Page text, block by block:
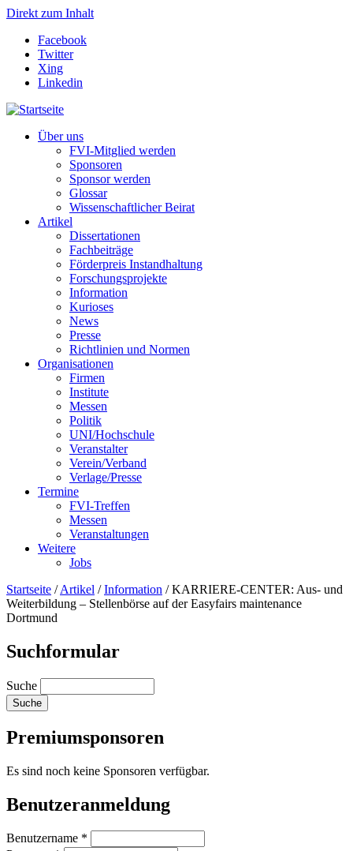
Direkt zum Inhalt
Facebook
Twitter
Xing
Linkedin
Über uns
FVI-Mitglied werden
Sponsoren
Sponsor werden
Glossar
Wissenschaftlicher Beirat
Artikel
Dissertationen
Fachbeiträge
Förderpreis Instandhaltung
Forschungsprojekte
Information
Kurioses
News
Presse
Richtlinien und Normen
Organisationen
Firmen
Institute
Messen
Politik
UNI/Hochschule
Veranstalter
Verein/Verband
Verlage/Presse
Termine
FVI-Treffen
Messen
Veranstaltungen
Weitere
Jobs
Startseite /Artikel /Information /KARRIERE-CENTER: Aus- und
Weiterbildung – Stellenbörse auf der Easyfairs maintenance
Dortmund
Suchformular
Suche
Premiumsponsoren
Es sind noch keine Sponsoren verfügbar.
Benutzeranmeldung
Benutzername *